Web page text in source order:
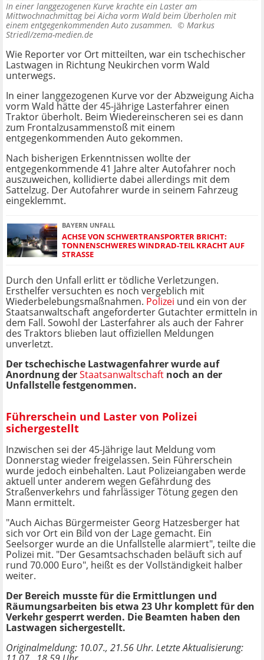
In einer langgezogenen Kurve krachte ein Laster am
Mittwochnachmittag bei Aicha vorm Wald beim Überholen mit
einem entgegenkommenden Auto zusammen. © Markus
Striedl/zema-medien.de
Wie Reporter vor Ort mitteilten, war ein tschechischer
Lastwagen in Richtung Neukirchen vorm Wald
unterwegs.
In einer langgezogenen Kurve vor der Abzweigung Aicha
vorm Wald hätte der 45-jährige Lasterfahrer einen
Traktor überholt. Beim Wiedereinscheren sei es dann
zum Frontalzusammenstoß mit einem
entgegenkommenden Auto gekommen.
Nach bisherigen Erkenntnissen wollte der
entgegenkommende 41 Jahre alter Autofahrer noch
auszuweichen, kollidierte dabei allerdings mit dem
Sattelzug. Der Autofahrer wurde in seinem Fahrzeug
eingeklemmt.
BAYERN UNFALL
ACHSE VON SCHWERTRANSPORTER BRICHT:
TONNENSCHWERES WINDRAD-TEIL KRACHT AUF
STRASSE
Durch den Unfall erlitt er tödliche Verletzungen.
Ersthelfer versuchten es noch vergeblich mit
Wiederbelebungsmaßnahmen. Polizei und ein von der
Staatsanwaltschaft angeforderter Gutachter ermitteln in
dem Fall. Sowohl der Lasterfahrer als auch der Fahrer
des Traktors blieben laut offiziellen Meldungen
unverletzt.
Der tschechische Lastwagenfahrer wurde auf
Anordnung derStaatsanwaltschaft noch an der
Unfallstelle festgenommen.
Führerschein und Laster von Polizei
sichergestellt
Inzwischen sei der 45-Jährige laut Meldung vom
Donnerstag wieder freigelassen. Sein Führerschein
wurde jedoch einbehalten. Laut Polizeiangaben werde
aktuell unter anderem wegen Gefährdung des
Straßenverkehrs und fahrlässiger Tötung gegen den
Mann ermittelt.
"Auch Aichas Bürgermeister Georg Hatzesberger hat
sich vor Ort ein Bild von der Lage gemacht. Ein
Seelsorger wurde an die Unfallstelle alarmiert", teilte die
Polizei mit. "Der Gesamtsachschaden beläuft sich auf
rund 70.000 Euro", heißt es der Vollständigkeit halber
weiter.
Der Bereich musste für die Ermittlungen und
Räumungsarbeiten bis etwa 23 Uhr komplett für den
Verkehr gesperrt werden. Die Beamten haben den
Lastwagen sichergestellt.
Originalmeldung: 10.07., 21.56 Uhr. Letzte Aktualisierung: